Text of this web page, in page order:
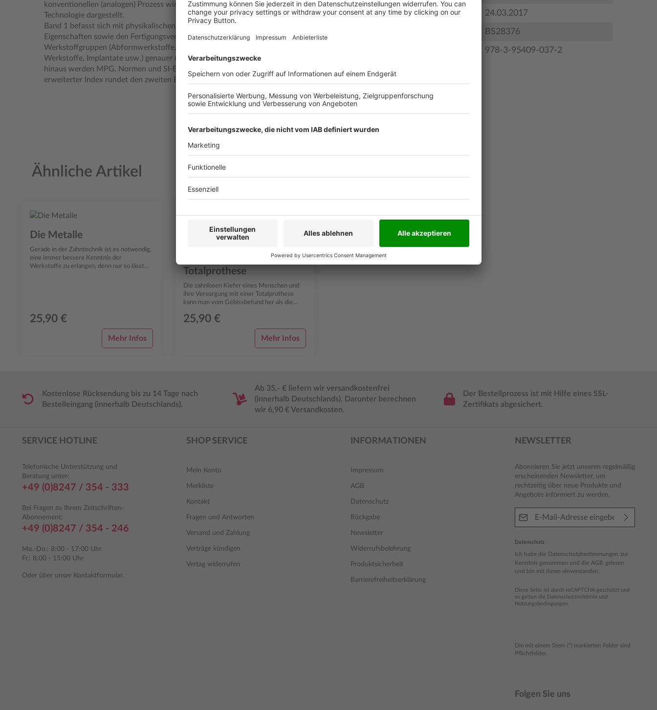
konventionellen (analogen) Prozess wird auch die (digitale) CAD/CAM-
Technologie dargestellt.
Band 1 befasst sich mit physikalischen, chemischen und biologischen
Eigenschaften sowie den Fertigungsverfahren. In Band 2 werden die
Werkstoffgruppen (Abformwerkstoffe, Modellwerkstoffe, keramische
Werkstoffe, Implantate usw.) genauer unter die Lupe genommen. Darüber
hinaus werden MPG, Normen und SI-Einheiten ausführlich erläutert. Ein
erweiterter Index rundet den zweiten Band ab.
Erscheinungstermin 24.03.2017
BS28376
978-3-95409-037-2
Ähnliche Artikel
Die Metalle
Gerade in der Zahntechnik ist es notwendig,
eine immer bessere Kenntnis der
Werkstoffe zu erlangen, denn nur so lässt
25,90 €
Mehr Infos
Totalprothese
Die zahnlosen Kiefer eines Menschen und
ihre Versorgung mit einer Totalprothese
kann man vom Gebissbefund her als die
za...
25,90 €
Mehr Infos
Kostenlose Rücksendung bis zu 14 Tage nach
Bestelleingang (innerhalb Deutschlands).
Ab 35,- € liefern wir versandkostenfrei
(innerhalb Deutschlands). Darunter berechnen
wir 6,90 € Versandkosten.
Der Bestellprozess ist mit Hilfe eines SSL-
Zertifikats abgesichert.
SERVICE HOTLINE
Telefonische Unterstützung und
Beratung unter:
+49 (0)8247 / 354 - 333
Bei Fragen zu Ihrem Zeitschriften-
Abonnement:
+49 (0)8247 / 354 - 246
Mo.-Do.: 8:00 - 17:00 Uhr
Fr.: 8:00 - 15:00 Uhr
Oder über unser Kontaktformular.
SHOP SERVICE
Mein Konto
Merkliste
Kontakt
Fragen und Antworten
Versand und Zahlung
Verträge kündigen
Vertag widerrufen
INFORMATIONEN
Impressum
AGB
Datenschutz
Rückgabe
Newsletter
Widerrufsbelehrung
Produktsicherheit
Barrierefreiheitserklärung
NEWSLETTER
Abonnieren Sie jetzt unseren regelmäßig
erscheinenden Newsletter, um
rechtzeitig über neue Produkte und
Angebote informiert zu werden.
Datenschutz
Ich habe die Datenschutzbestimmungen zur
Kenntnis genommen und die AGB gelesen
und bin mit ihnen einverstanden.
Diese Seite ist durch reCAPTCHA geschützt und
es gelten die Datenschutzrichtlinie und
Nutzungsbedingungen
Die mit einem Stern (*) markierten Felder sind
Pflichtfelder.
Folgen Sie uns